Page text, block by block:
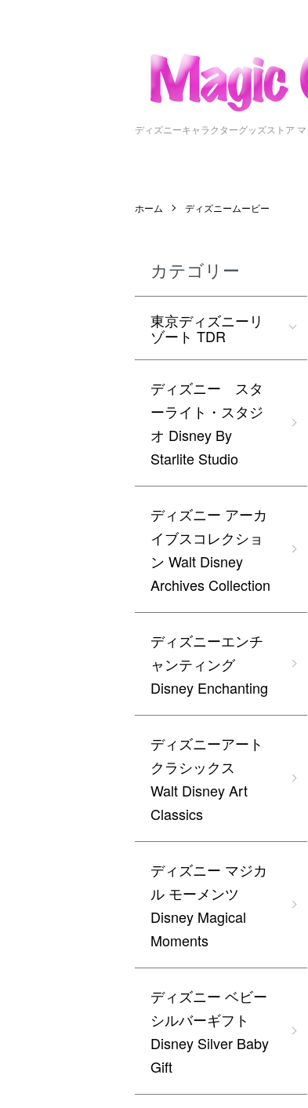
ディズニーキャラクターグッズストア
ホーム ディズニームービー
カテゴリー
東京ディズニーリ
ゾート TDR
ディズニー スタ
ーライト・スタジ
オ Disney By
Starlite Studio
ディズニー アーカ
イブスコレクショ
ン Walt Disney
Archives Collection
ディズニーエンチ
ャンティング
Disney Enchanting
ディズニーアート
クラシックス
Walt Disney Art
Classics
ディズニー マジカ
ル モーメンツ
Disney Magical
Moments
ディズニー ベビー
シルバーギフト
Disney Silver Baby
Gift